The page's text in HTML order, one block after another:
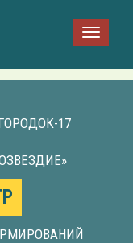
17